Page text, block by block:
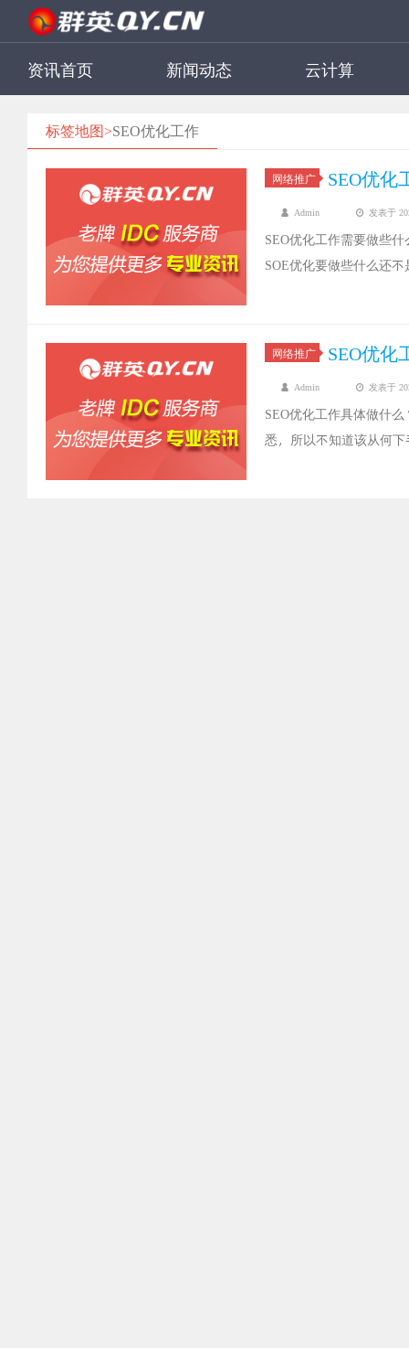
资讯首页 新闻动态 云计算
标签地图>SEO优化工作
网络推广 SEO优化
Admin 发表于
SEO优化工作需要做些
SOE优化要做些什么还
网络推广 SEO优化
Admin 发表于
SEO优化工作具体做什
悉，所以不知道该从何